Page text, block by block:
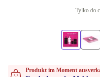
Tylko do
Produkt im Moment